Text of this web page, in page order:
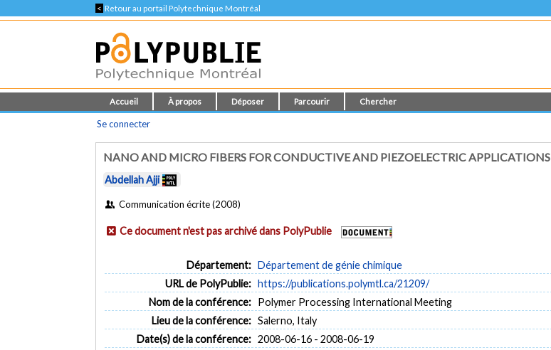
< Retour au portail Polytechnique Montréal
Accueil À propos Déposer Parcourir Chercher
Se connecter
NANO AND MICRO FIBERS FOR CONDUCTIVE AND PIEZOELECTRIC APPLICATIONS
Abdellah Ajji
Communication écrite (2008)
Ce document n'est pas archivé dans PolyPublie
Département: Département de génie chimique
URL de PolyPublie: https://publications.polymtl.ca/21209/
Nom de la conférence: Polymer Processing International Meeting
Lieu de la conférence: Salerno, Italy
Date(s) de la conférence: 2008-06-16 - 2008-06-19